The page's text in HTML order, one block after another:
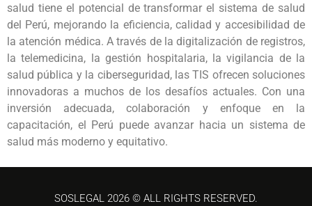
salud tiene el potencial de transformar el sistema de salud
del Perú, mejorando la eficiencia, calidad y accesibilidad de
la atención médica. A través de la digitalización de registros,
la telemedicina, la gestión hospitalaria, la vigilancia de la
salud pública y la ciberseguridad, las TIS ofrecen soluciones
innovadoras a muchos de los desafíos actuales. Con una
inversión adecuada, colaboración y enfoque en la
capacitación, el Perú puede avanzar hacia un sistema de
salud más moderno y equitativo.
SOSLEGAL 2026 © ALL RIGHTS RESERVED.